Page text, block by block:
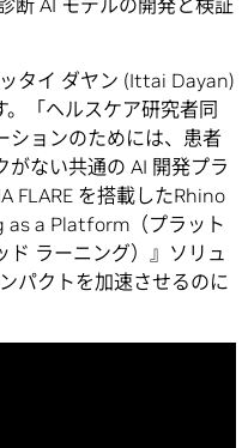
断 AI モデルの開発と検証
タイ ダヤン (Ittai Dayan)
「ヘルスケア研究者同
ションのためには、患者
ない共通の AI 開発プラ
FLARE を搭載したRhino
a Platform（プラット
ド ラーニング）』ソリュ
パクトを加速させるのに